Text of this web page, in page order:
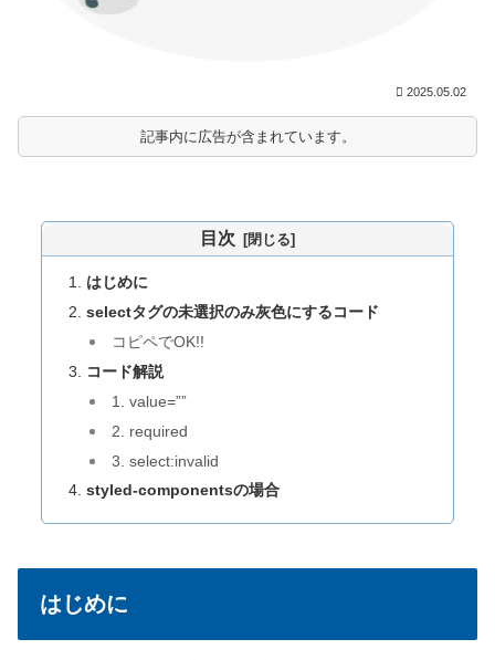
2025.05.02
記事内に広告が含まれています。
目次
はじめに
selectタグの未選択のみ灰色にするコード
コピペでOK!!
コード解説
1. value=””
2. required
3. select:invalid
styled-componentsの場合
はじめに